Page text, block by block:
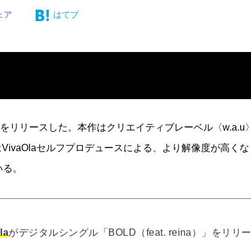
ア はてブ
リースした。本作はクリエイティブレーベル〈w.a.u〉
セルフプロデュースによる、より解像度が高くな
。
がデジタルシングル「BOLD（feat. reina）」をリリー